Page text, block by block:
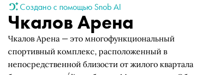
Создано с помощью Snob AI
Чкалов Арена
Чкалов Арена — это многофункциональный
спортивный комплекс, расположенный в
непосредственной близости от жилого квартала